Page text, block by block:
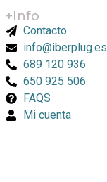
+Info
Contacto
info@iberplug.es
689 120 936
650 925 506
FAQS
Mi cuenta